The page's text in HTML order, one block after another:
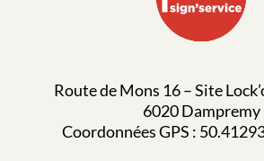
Route de Mons 16 – Site
6020 Dampremy
Coordonnées GPS :